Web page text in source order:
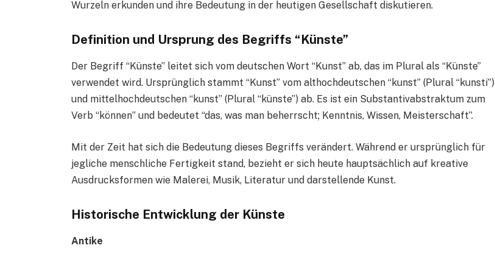
Wurzeln erkunden und ihre Bedeutung in der heutigen Gesellschaft diskutieren.
Definition und Ursprung des Begriffs “Künste”
Der Begriff “Künste” leitet sich vom deutschen Wort “Kunst” ab, das im Plural als “Künste”
verwendet wird. Ursprünglich stammt “Kunst” vom althochdeutschen “kunst” (Plural “kunsti”)
und mittelhochdeutschen “kunst” (Plural “künste”) ab. Es ist ein Substantivabstraktum zum
Verb “können” und bedeutet “das, was man beherrscht; Kenntnis, Wissen, Meisterschaft”.
Mit der Zeit hat sich die Bedeutung dieses Begriffs verändert. Während er ursprünglich für
jegliche menschliche Fertigkeit stand, bezieht er sich heute hauptsächlich auf kreative
Ausdrucksformen wie Malerei, Musik, Literatur und darstellende Kunst.
Historische Entwicklung der Künste
Antike